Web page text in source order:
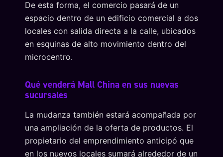
De esta forma, el comercio pasará de un
espacio dentro de un edificio comercial a dos
locales con salida directa a la calle, ubicados
en esquinas de alto movimiento dentro del
microcentro.
Qué venderá Mall China en sus nuevas
sucursales
La mudanza también estará acompañada por
una ampliación de la oferta de productos. El
propietario del emprendimiento anticipó que
en los nuevos locales sumará alrededor de un